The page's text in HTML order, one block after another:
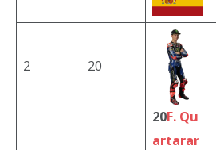
2 20
20F. Qu
artarar